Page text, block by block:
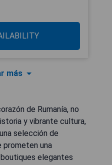
más
de Rumanía, no
y vibrante cultura,
selección de
prometen una
elegantes